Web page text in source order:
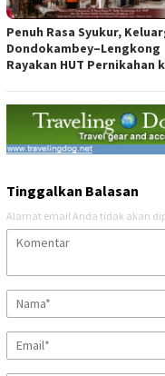
Penuh Rasa Syukur,
Dondokambey–Lengkong
Rayakan HUT Pernikahan
Tinggalkan Balasan
Alamat email Anda tidak akan